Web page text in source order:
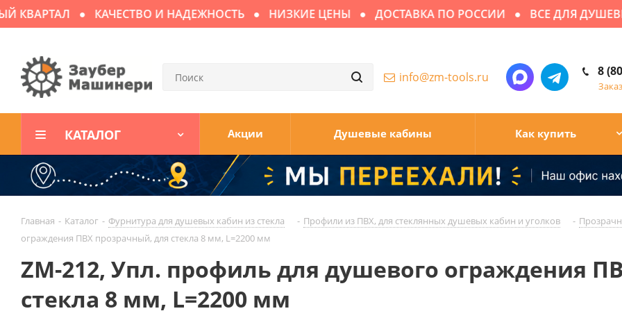
КАЧЕСТВО И НАДЕЖНОСТЬ НИЗКИЕ ЦЕНЫ ДОСТАВКА ПО РОССИИ ВСЕ ДЛЯ
8
info@zm-tools.ru
КАТАЛОГ Акции Душевые кабины Как купить
Главная - Каталог - Фурнитура для душевых кабин из стекла - Профили из ПВХ, для стеклянных душевых кабин и уголков -
ограждения ПВХ прозрачный, для стекла 8 мм, L=2200 мм
ZM-212, Упл. профиль для душевого ограждения
стекла 8 мм, L=2200 мм